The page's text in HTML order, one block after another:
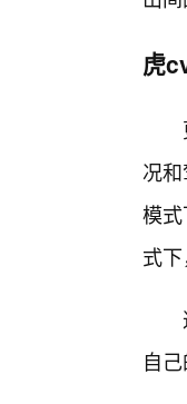
虎
况
模
式
自